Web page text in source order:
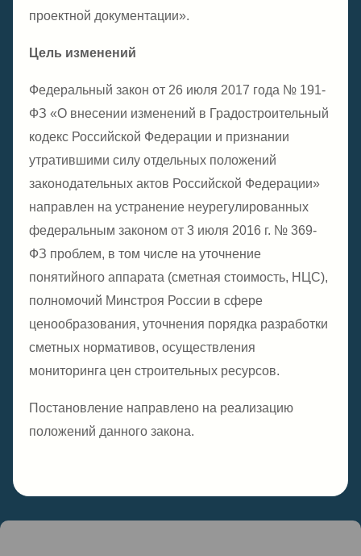
проектной документации».
Цель изменений
Федеральный закон от 26 июля 2017 года № 191-
ФЗ «О внесении изменений в Градостроительный
кодекс Российской Федерации и признании
утратившими силу отдельных положений
законодательных актов Российской Федерации»
направлен на устранение неурегулированных
федеральным законом от 3 июля 2016 г. № 369-
ФЗ проблем, в том числе на уточнение
понятийного аппарата (сметная стоимость, НЦС),
полномочий Минстроя России в сфере
ценообразования, уточнения порядка разработки
сметных нормативов, осуществления
мониторинга цен строительных ресурсов.
Постановление направлено на реализацию
положений данного закона.